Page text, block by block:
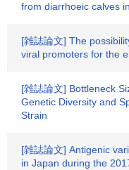
from diarrhoeic calves
[雑誌論文] The
viral promoters for the
[雑誌論文] Bottleneck
Genetic Diversity and
Strain
[雑誌論文] Antigenic
in Japan during the